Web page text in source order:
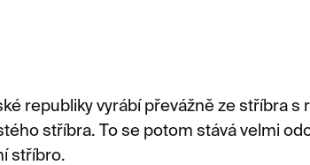
republiky vyrábí převážně ze stříbra
stříbra. To se potom stává velmi
stříbro.